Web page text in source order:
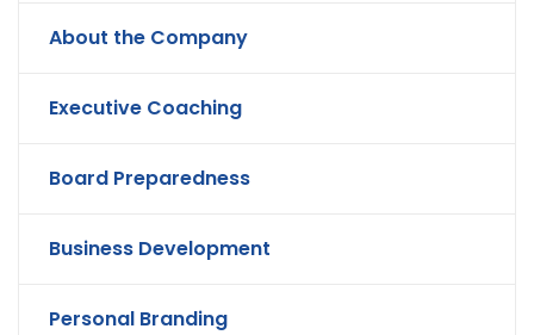
About the Company
Executive Coaching
Board Preparedness
Business Development
Personal Branding